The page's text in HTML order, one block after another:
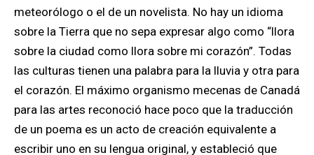
meteorólogo o el de un novelista. No hay un idioma
sobre la Tierra que no sepa expresar algo como “llora
sobre la ciudad como llora sobre mi corazón”. Todas
las culturas tienen una palabra para la lluvia y otra para
el corazón. El máximo organismo mecenas de Canadá
para las artes reconoció hace poco que la traducción
de un poema es un acto de creación equivalente a
escribir uno en su lengua original, y estableció que